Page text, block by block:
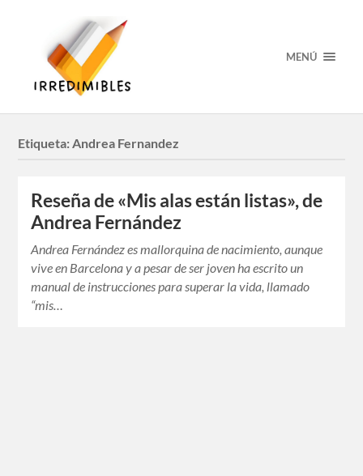
MENÚ
Etiqueta:Andrea Fernandez
Reseña de «Mis alas están listas», de
Andrea Fernández
Andrea Fernández es mallorquina de nacimiento, aunque
vive en Barcelona y a pesar de ser joven ha escrito un
manual de instrucciones para superar la vida, llamado
“mis…